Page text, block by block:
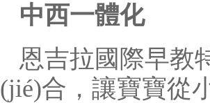
中西一體化
恩吉拉國際早教
(jié)合，讓寶寶從